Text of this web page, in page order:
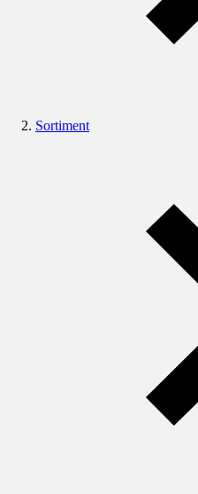
Sortiment